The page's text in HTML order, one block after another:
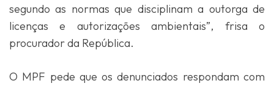
segundo as normas que disciplinam a outorga de
licenças e autorizações ambientais”, frisa o
procurador da República.
O MPF pede que os denunciados respondam com